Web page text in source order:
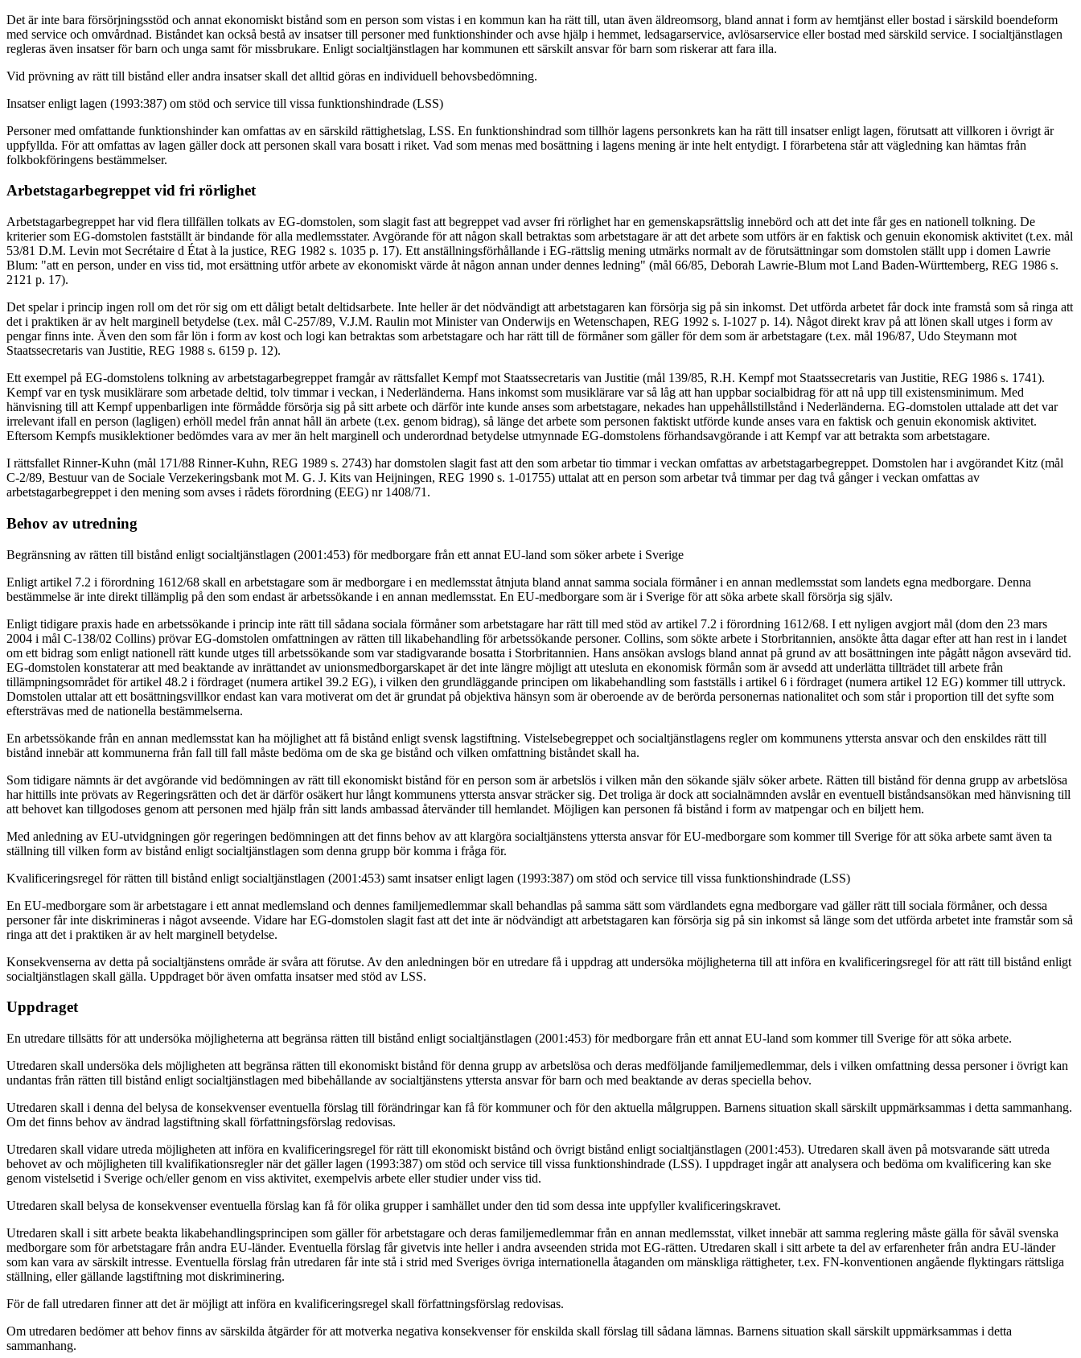
Det är inte bara försörjningsstöd och annat ekonomiskt bistånd som en person som vistas i en kommun kan ha rätt till, utan även äldreomsorg, bland annat i form av hemtjänst eller bostad i särskild boendeform
med service och omvårdnad. Biståndet kan också bestå av insatser till personer med funktionshinder och avse hjälp i hemmet, ledsagarservice, avlösarservice eller bostad med särskild service. I socialtjänstlagen
regleras även insatser för barn och unga samt för missbrukare. Enligt socialtjänstlagen har kommunen ett särskilt ansvar för barn som riskerar att fara illa.
Vid prövning av rätt till bistånd eller andra insatser skall det alltid göras en individuell behovsbedömning.
Insatser enligt lagen (1993:387) om stöd och service till vissa funktionshindrade (LSS)
Personer med omfattande funktionshinder kan omfattas av en särskild rättighetslag, LSS. En funktionshindrad som tillhör lagens personkrets kan ha rätt till insatser enligt lagen, förutsatt att villkoren i övrigt är
uppfyllda. För att omfattas av lagen gäller dock att personen skall vara bosatt i riket. Vad som menas med bosättning i lagens mening är inte helt entydigt. I förarbetena står att vägledning kan hämtas från
folkbokföringens bestämmelser.
Arbetstagarbegreppet vid fri rörlighet
Arbetstagarbegreppet har vid flera tillfällen tolkats av EG-domstolen, som slagit fast att begreppet vad avser fri rörlighet har en gemenskapsrättslig innebörd och att det inte får ges en nationell tolkning. De
kriterier som EG-domstolen fastställt är bindande för alla medlemsstater. Avgörande för att någon skall betraktas som arbetstagare är att det arbete som utförs är en faktisk och genuin ekonomisk aktivitet (t.ex. mål
53/81 D.M. Levin mot Secrétaire d État à la justice, REG 1982 s. 1035 p. 17). Ett anställningsförhållande i EG-rättslig mening utmärks normalt av de förutsättningar som domstolen ställt upp i domen Lawrie
Blum: "att en person, under en viss tid, mot ersättning utför arbete av ekonomiskt värde åt någon annan under dennes ledning" (mål 66/85, Deborah Lawrie-Blum mot Land Baden-Württemberg, REG 1986 s.
2121 p. 17).
Det spelar i princip ingen roll om det rör sig om ett dåligt betalt deltidsarbete. Inte heller är det nödvändigt att arbetstagaren kan försörja sig på sin inkomst. Det utförda arbetet får dock inte framstå som så ringa att
det i praktiken är av helt marginell betydelse (t.ex. mål C-257/89, V.J.M. Raulin mot Minister van Onderwijs en Wetenschapen, REG 1992 s. I-1027 p. 14). Något direkt krav på att lönen skall utges i form av
pengar finns inte. Även den som får lön i form av kost och logi kan betraktas som arbetstagare och har rätt till de förmåner som gäller för dem som är arbetstagare (t.ex. mål 196/87, Udo Steymann mot
Staatssecretaris van Justitie, REG 1988 s. 6159 p. 12).
Ett exempel på EG-domstolens tolkning av arbetstagarbegreppet framgår av rättsfallet Kempf mot Staatssecretaris van Justitie (mål 139/85, R.H. Kempf mot Staatssecretaris van Justitie, REG 1986 s. 1741).
Kempf var en tysk musiklärare som arbetade deltid, tolv timmar i veckan, i Nederländerna. Hans inkomst som musiklärare var så låg att han uppbar socialbidrag för att nå upp till existensminimum. Med
hänvisning till att Kempf uppenbarligen inte förmådde försörja sig på sitt arbete och därför inte kunde anses som arbetstagare, nekades han uppehållstillstånd i Nederländerna. EG-domstolen uttalade att det var
irrelevant ifall en person (lagligen) erhöll medel från annat håll än arbete (t.ex. genom bidrag), så länge det arbete som personen faktiskt utförde kunde anses vara en faktisk och genuin ekonomisk aktivitet.
Eftersom Kempfs musiklektioner bedömdes vara av mer än helt marginell och underordnad betydelse utmynnade EG-domstolens förhandsavgörande i att Kempf var att betrakta som arbetstagare.
I rättsfallet Rinner-Kuhn (mål 171/88 Rinner-Kuhn, REG 1989 s. 2743) har domstolen slagit fast att den som arbetar tio timmar i veckan omfattas av arbetstagarbegreppet. Domstolen har i avgörandet Kitz (mål
C-2/89, Bestuur van de Sociale Verzekeringsbank mot M. G. J. Kits van Heijningen, REG 1990 s. 1-01755) uttalat att en person som arbetar två timmar per dag två gånger i veckan omfattas av
arbetstagarbegreppet i den mening som avses i rådets förordning (EEG) nr 1408/71.
Behov av utredning
Begränsning av rätten till bistånd enligt socialtjänstlagen (2001:453) för medborgare från ett annat EU-land som söker arbete i Sverige
Enligt artikel 7.2 i förordning 1612/68 skall en arbetstagare som är medborgare i en medlemsstat åtnjuta bland annat samma sociala förmåner i en annan medlemsstat som landets egna medborgare. Denna
bestämmelse är inte direkt tillämplig på den som endast är arbetssökande i en annan medlemsstat. En EU-medborgare som är i Sverige för att söka arbete skall försörja sig själv.
Enligt tidigare praxis hade en arbetssökande i princip inte rätt till sådana sociala förmåner som arbetstagare har rätt till med stöd av artikel 7.2 i förordning 1612/68. I ett nyligen avgjort mål (dom den 23 mars
2004 i mål C-138/02 Collins) prövar EG-domstolen omfattningen av rätten till likabehandling för arbetssökande personer. Collins, som sökte arbete i Storbritannien, ansökte åtta dagar efter att han rest in i landet
om ett bidrag som enligt nationell rätt kunde utges till arbetssökande som var stadigvarande bosatta i Storbritannien. Hans ansökan avslogs bland annat på grund av att bosättningen inte pågått någon avsevärd tid.
EG-domstolen konstaterar att med beaktande av inrättandet av unionsmedborgarskapet är det inte längre möjligt att utesluta en ekonomisk förmån som är avsedd att underlätta tillträdet till arbete från
tillämpningsområdet för artikel 48.2 i fördraget (numera artikel 39.2 EG), i vilken den grundläggande principen om likabehandling som fastställs i artikel 6 i fördraget (numera artikel 12 EG) kommer till uttryck.
Domstolen uttalar att ett bosättningsvillkor endast kan vara motiverat om det är grundat på objektiva hänsyn som är oberoende av de berörda personernas nationalitet och som står i proportion till det syfte som
eftersträvas med de nationella bestämmelserna.
En arbetssökande från en annan medlemsstat kan ha möjlighet att få bistånd enligt svensk lagstiftning. Vistelsebegreppet och socialtjänstlagens regler om kommunens yttersta ansvar och den enskildes rätt till
bistånd innebär att kommunerna från fall till fall måste bedöma om de ska ge bistånd och vilken omfattning biståndet skall ha.
Som tidigare nämnts är det avgörande vid bedömningen av rätt till ekonomiskt bistånd för en person som är arbetslös i vilken mån den sökande själv söker arbete. Rätten till bistånd för denna grupp av arbetslösa
har hittills inte prövats av Regeringsrätten och det är därför osäkert hur långt kommunens yttersta ansvar sträcker sig. Det troliga är dock att socialnämnden avslår en eventuell biståndsansökan med hänvisning till
att behovet kan tillgodoses genom att personen med hjälp från sitt lands ambassad återvänder till hemlandet. Möjligen kan personen få bistånd i form av matpengar och en biljett hem.
Med anledning av EU-utvidgningen gör regeringen bedömningen att det finns behov av att klargöra socialtjänstens yttersta ansvar för EU-medborgare som kommer till Sverige för att söka arbete samt även ta
ställning till vilken form av bistånd enligt socialtjänstlagen som denna grupp bör komma i fråga för.
Kvalificeringsregel för rätten till bistånd enligt socialtjänstlagen (2001:453) samt insatser enligt lagen (1993:387) om stöd och service till vissa funktionshindrade (LSS)
En EU-medborgare som är arbetstagare i ett annat medlemsland och dennes familjemedlemmar skall behandlas på samma sätt som värdlandets egna medborgare vad gäller rätt till sociala förmåner, och dessa
personer får inte diskrimineras i något avseende. Vidare har EG-domstolen slagit fast att det inte är nödvändigt att arbetstagaren kan försörja sig på sin inkomst så länge som det utförda arbetet inte framstår som så
ringa att det i praktiken är av helt marginell betydelse.
Konsekvenserna av detta på socialtjänstens område är svåra att förutse. Av den anledningen bör en utredare få i uppdrag att undersöka möjligheterna till att införa en kvalificeringsregel för att rätt till bistånd enligt
socialtjänstlagen skall gälla. Uppdraget bör även omfatta insatser med stöd av LSS.
Uppdraget
En utredare tillsätts för att undersöka möjligheterna att begränsa rätten till bistånd enligt socialtjänstlagen (2001:453) för medborgare från ett annat EU-land som kommer till Sverige för att söka arbete.
Utredaren skall undersöka dels möjligheten att begränsa rätten till ekonomiskt bistånd för denna grupp av arbetslösa och deras medföljande familjemedlemmar, dels i vilken omfattning dessa personer i övrigt kan
undantas från rätten till bistånd enligt socialtjänstlagen med bibehållande av socialtjänstens yttersta ansvar för barn och med beaktande av deras speciella behov.
Utredaren skall i denna del belysa de konsekvenser eventuella förslag till förändringar kan få för kommuner och för den aktuella målgruppen. Barnens situation skall särskilt uppmärksammas i detta sammanhang.
Om det finns behov av ändrad lagstiftning skall författningsförslag redovisas.
Utredaren skall vidare utreda möjligheten att införa en kvalificeringsregel för rätt till ekonomiskt bistånd och övrigt bistånd enligt socialtjänstlagen (2001:453). Utredaren skall även på motsvarande sätt utreda
behovet av och möjligheten till kvalifikationsregler när det gäller lagen (1993:387) om stöd och service till vissa funktionshindrade (LSS). I uppdraget ingår att analysera och bedöma om kvalificering kan ske
genom vistelsetid i Sverige och/eller genom en viss aktivitet, exempelvis arbete eller studier under viss tid.
Utredaren skall belysa de konsekvenser eventuella förslag kan få för olika grupper i samhället under den tid som dessa inte uppfyller kvalificeringskravet.
Utredaren skall i sitt arbete beakta likabehandlingsprincipen som gäller för arbetstagare och deras familjemedlemmar från en annan medlemsstat, vilket innebär att samma reglering måste gälla för såväl svenska
medborgare som för arbetstagare från andra EU-länder. Eventuella förslag får givetvis inte heller i andra avseenden strida mot EG-rätten. Utredaren skall i sitt arbete ta del av erfarenheter från andra EU-länder
som kan vara av särskilt intresse. Eventuella förslag från utredaren får inte stå i strid med Sveriges övriga internationella åtaganden om mänskliga rättigheter, t.ex. FN-konventionen angående flyktingars rättsliga
ställning, eller gällande lagstiftning mot diskriminering.
För de fall utredaren finner att det är möjligt att införa en kvalificeringsregel skall författningsförslag redovisas.
Om utredaren bedömer att behov finns av särskilda åtgärder för att motverka negativa konsekvenser för enskilda skall förslag till sådana lämnas. Barnens situation skall särskilt uppmärksammas i detta
sammanhang.